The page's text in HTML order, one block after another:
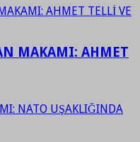
MAKAMI: AHMET